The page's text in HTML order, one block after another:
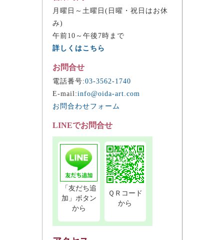
月曜日～土曜日(日曜・祝日はお休
み)
午前10～午後7時まで
詳しくはこちら
お問合せ
電話番号:03-3562-1740
E-mail:info@oida-art.com
お問合わせフォーム
LINEでお問合せ
「友だち追
加」ボタン
から
ＱＲコード
から